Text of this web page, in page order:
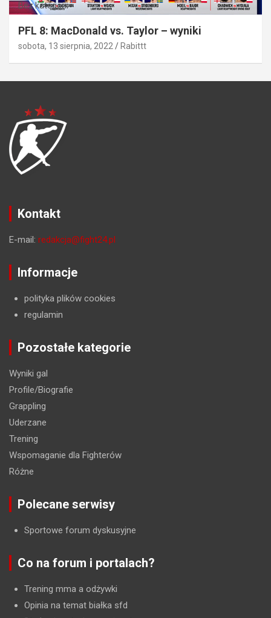
Bez kategorii
PFL 8: MacDonald vs. Taylor – wyniki
sobota, 13 sierpnia, 2022 Rabittt
Kontakt
E-mail: redakcja@fight24.pl
Informacje
polityka plików cookies
regulamin
Pozostałe kategorie
Wyniki gal
Profile/Biografie
Grappling
Uderzane
Trening
Wspomaganie dla Fighterów
Różne
Polecane serwisy
Sportowe forum dyskusyjne
Co na forum i portalach?
Trening mma a odżywki
Opinia na temat białka sfd